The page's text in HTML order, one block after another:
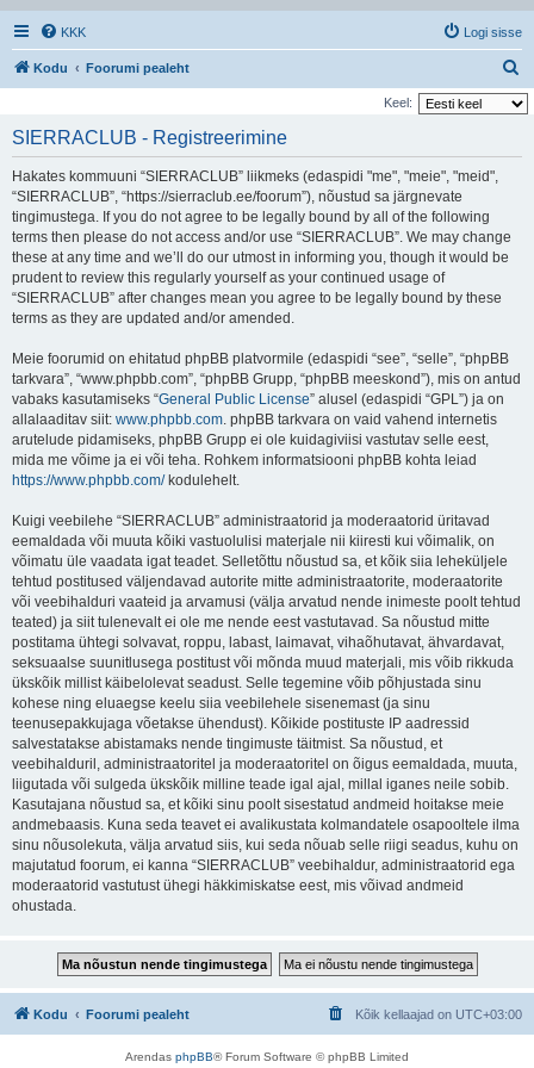
KKK Logi sisse
Kodu Foorumi pealeht
t
Keel:
SIERRACLUB - Registreerimine
Hakates kommuuni “SIERRACLUB” liikmeks (edaspidi "me", "meie", "meid",
“SIERRACLUB”, “https://sierraclub.ee/foorum”), nõustud sa järgnevate
tingimustega. If you do not agree to be legally bound by all of the following
terms then please do not access and/or use “SIERRACLUB”. We may change
these at any time and we’ll do our utmost in informing you, though it would be
prudent to review this regularly yourself as your continued usage of
“SIERRACLUB” after changes mean you agree to be legally bound by these
terms as they are updated and/or amended.
Meie foorumid on ehitatud phpBB platvormile (edaspidi “see”, “selle”, “phpBB
tarkvara”, “www.phpbb.com”, “phpBB Grupp, “phpBB meeskond”), mis on antud
vabaks kasutamiseks “General Public License” alusel (edaspidi “GPL”) ja on
allalaaditav siit: www.phpbb.com. phpBB tarkvara on vaid vahend internetis
arutelude pidamiseks, phpBB Grupp ei ole kuidagiviisi vastutav selle eest,
mida me võime ja ei või teha. Rohkem informatsiooni phpBB kohta leiad
https://www.phpbb.com/kodulehelt.
Kuigi veebilehe “SIERRACLUB” administraatorid ja moderaatorid üritavad
eemaldada või muuta kõiki vastuolulisi materjale nii kiiresti kui võimalik, on
võimatu üle vaadata igat teadet. Selletõttu nõustud sa, et kõik siia leheküljele
tehtud postitused väljendavad autorite mitte administraatorite, moderaatorite
või veebihalduri vaateid ja arvamusi (välja arvatud nende inimeste poolt tehtud
teated) ja siit tulenevalt ei ole me nende eest vastutavad. Sa nõustud mitte
postitama ühtegi solvavat, roppu, labast, laimavat, vihaõhutavat, ähvardavat,
seksuaalse suunitlusega postitust või mõnda muud materjali, mis võib rikkuda
ükskõik millist käibelolevat seadust. Selle tegemine võib põhjustada sinu
kohese ning eluaegse keelu siia veebilehele sisenemast (ja sinu
teenusepakkujaga võetakse ühendust). Kõikide postituste IP aadressid
salvestatakse abistamaks nende tingimuste täitmist. Sa nõustud, et
veebihalduril, administraatoritel ja moderaatoritel on õigus eemaldada, muuta,
liigutada või sulgeda ükskõik milline teade igal ajal, millal iganes neile sobib.
Kasutajana nõustud sa, et kõiki sinu poolt sisestatud andmeid hoitakse meie
andmebaasis. Kuna seda teavet ei avalikustata kolmandatele osapooltele ilma
sinu nõusolekuta, välja arvatud siis, kui seda nõuab selle riigi seadus, kuhu on
majutatud foorum, ei kanna “SIERRACLUB” veebihaldur, administraatorid ega
moderaatorid vastutust ühegi häkkimiskatse eest, mis võivad andmeid
ohustada.
Kodu Foorumi pealeht Kõik kellaajad on UTC+03:00
Arendas phpBB® Forum Software © phpBB Limited